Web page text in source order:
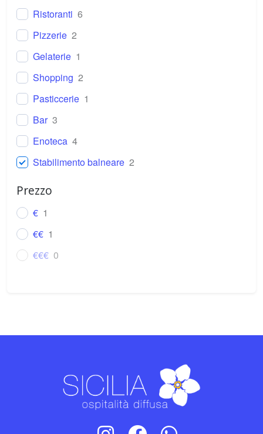
Ristoranti 6
Pizzerie 2
Gelaterie 1
Shopping 2
Pasticcerie 1
Bar 3
Enoteca 4
Stabilimento balneare 2
Prezzo
€ 1
€€ 1
€€€ 0